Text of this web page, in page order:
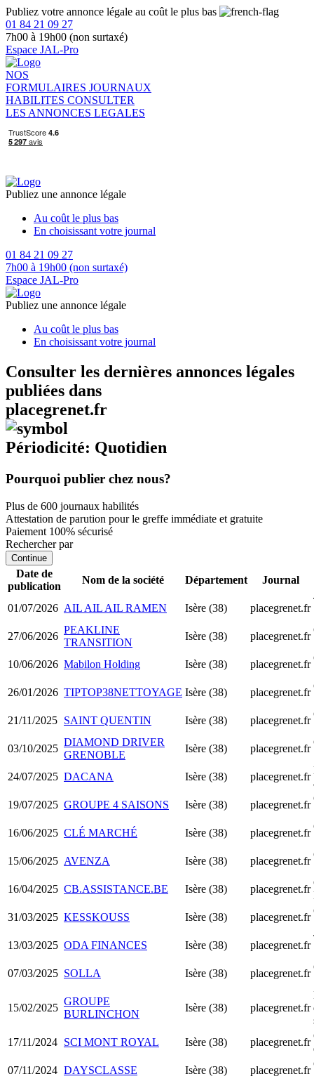
Publiez votre annonce légale au coût le plus bas
01 84 21 09 27
7h00 à 19h00 (non surtaxé)
Espace JAL-Pro
NOS
FORMULAIRES JOURNAUX
HABILITES CONSULTER
LES ANNONCES LEGALES
Publiez une annonce légale
Au coût le plus bas
En choisissant votre journal
01 84 21 09 27
7h00 à 19h00 (non surtaxé)
Espace JAL-Pro
Publiez une annonce légale
Au coût le plus bas
En choisissant votre journal
Consulter les dernières annonces légales
publiées dans
placegrenet.fr
Périodicité: Quotidien
Pourquoi publier chez nous?
Plus de 600 journaux habilités
Attestation de parution pour le greffe immédiate et gratuite
Paiement 100% sécurisé
Rechercher par
Continue
Date de
publication
Nom de la société Département Journal
01/07/2026 AIL AIL AIL RAMEN Isère (38) placegrenet.fr
27/06/2026
PEAKLINE
TRANSITION
Isère (38) placegrenet.fr
10/06/2026 Mabilon Holding Isère (38) placegrenet.fr
26/01/2026 TIPTOP38NETTOYAGE Isère (38) placegrenet.fr
21/11/2025 SAINT QUENTIN Isère (38) placegrenet.fr
03/10/2025
DIAMOND DRIVER
GRENOBLE
Isère (38) placegrenet.fr
24/07/2025 DACANA Isère (38) placegrenet.fr
19/07/2025 GROUPE 4 SAISONS Isère (38) placegrenet.fr
16/06/2025 CLÉ MARCHÉ Isère (38) placegrenet.fr
15/06/2025 AVENZA Isère (38) placegrenet.fr
16/04/2025 CB.ASSISTANCE.BE Isère (38) placegrenet.fr
31/03/2025 KESSKOUSS Isère (38) placegrenet.fr
13/03/2025 ODA FINANCES Isère (38) placegrenet.fr
07/03/2025 SOLLA Isère (38) placegrenet.fr
15/02/2025
GROUPE
BURLINCHON
Isère (38) placegrenet.fr
17/11/2024 SCI MONT ROYAL Isère (38) placegrenet.fr
07/11/2024 DAYSCLASSE Isère (38) placegrenet.fr